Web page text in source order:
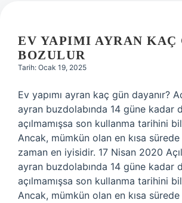
EV YAPIMI AYRAN KAÇ
BOZULUR
Tarih: Ocak 19, 2025
Ev yapımı ayran kaç gün dayanır?
ayran buzdolabında 14 güne kadar
açılmamışsa son kullanma tarihini
Ancak, mümkün olan en kısa
zaman en iyisidir. 17 Nisan 2020
ayran buzdolabında 14 güne kadar
açılmamışsa son kullanma tarihini
Ancak, mümkün olan en kısa